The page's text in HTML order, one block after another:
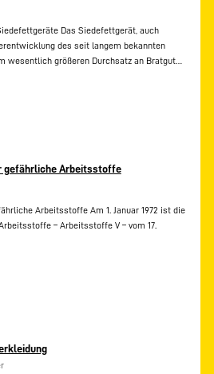
Das Siedefettgerät, auch
des seit langem bekannten
wesentlich größeren Durchsatz an Bratgut…
gefährliche Arbeitsstoffe
Arbeitsstoffe Am 1. Januar 1972 ist die
– Arbeitsstoffe V – vom 17.